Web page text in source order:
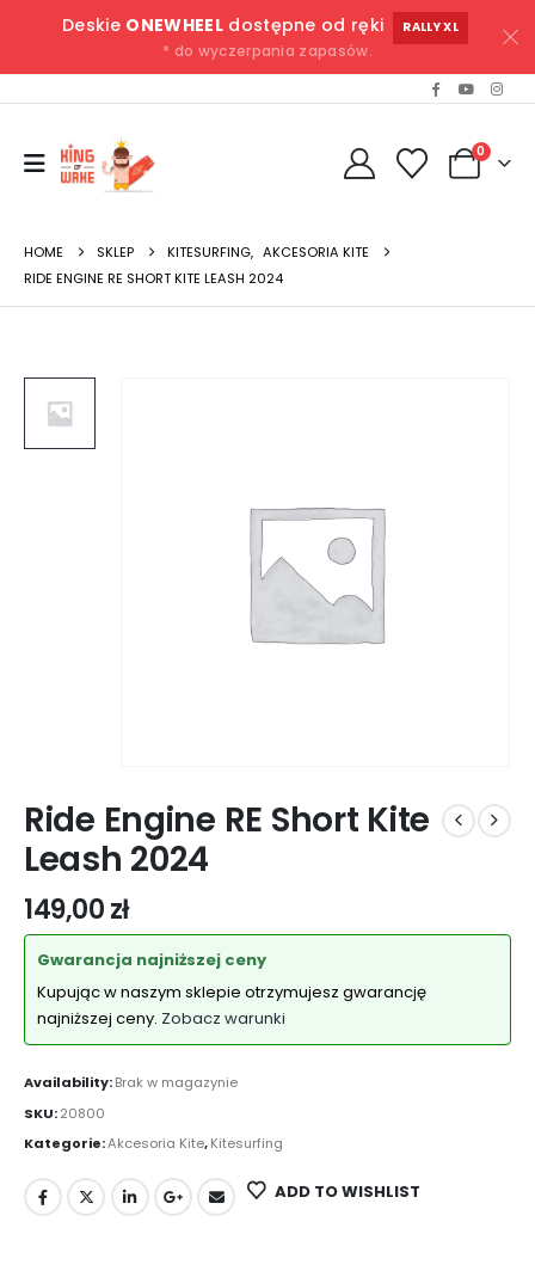
Deskie ONEWHEELdostępne od ręki RALLY XL
* do wyczerpania zapasów.
0
HOME SKLEP KITESURFING, AKCESORIA KITE
RIDE ENGINE RE SHORT KITE LEASH 2024
Ride Engine RE Short Kite
Leash 2024
149,00zł
Gwarancja najniższej ceny
Kupując w naszym sklepie otrzymujesz gwarancję
najniższej ceny. Zobacz warunki
Availability:Brak w magazynie
SKU:20800
Kategorie:Akcesoria Kite,Kitesurfing
ADD TO WISHLIST